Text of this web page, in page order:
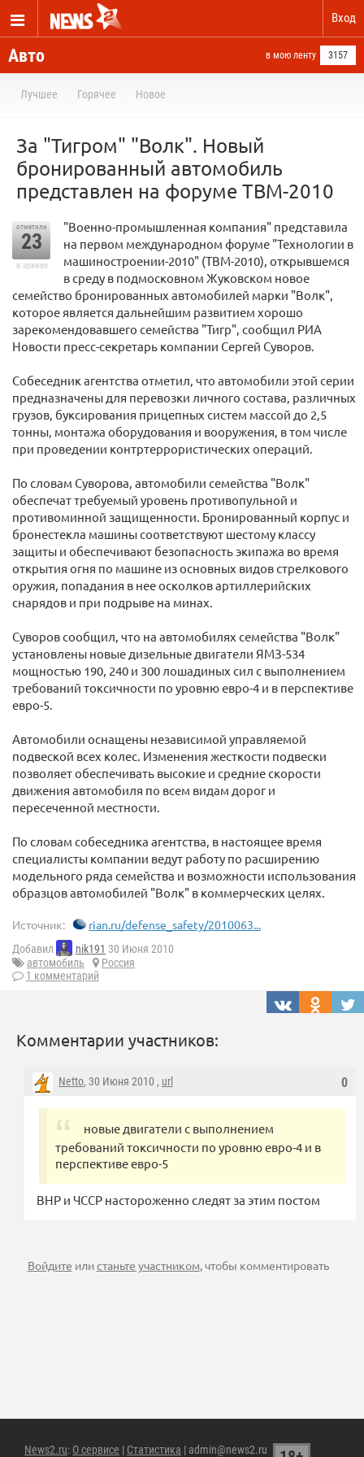
Вход
Авто в мою ленту 3157
Лучшее Горячее Новое
За "Тигром" "Волк". Новый
бронированный автомобиль
представлен на форуме ТВМ-2010
отметили
23
в архиве
"Военно-промышленная компания" представила
на первом международном форуме "Технологии в
машиностроении-2010" (ТВМ-2010), открывшемся
в среду в подмосковном Жуковском новое
семейство бронированных автомобилей марки "Волк",
которое является дальнейшим развитием хорошо
зарекомендовавшего семейства "Тигр", сообщил РИА
Новости пресс-секретарь компании Сергей Суворов.
Собеседник агентства отметил, что автомобили этой серии
предназначены для перевозки личного состава, различных
грузов, буксирования прицепных систем массой до 2,5
тонны, монтажа оборудования и вооружения, в том числе
при проведении контртеррористических операций.
По словам Суворова, автомобили семейства "Волк"
обеспечат требуемый уровень противопульной и
противоминной защищенности. Бронированный корпус и
бронестекла машины соответствуют шестому классу
защиты и обеспечивают безопасность экипажа во время
открытия огня по машине из основных видов стрелкового
оружия, попадания в нее осколков артиллерийских
снарядов и при подрыве на минах.
Суворов сообщил, что на автомобилях семейства "Волк"
установлены новые дизельные двигатели ЯМЗ-534
мощностью 190, 240 и 300 лошадиных сил с выполнением
требований токсичности по уровню евро-4 и в перспективе
евро-5.
Автомобили оснащены независимой управляемой
подвеской всех колес. Изменения жесткости подвески
позволяет обеспечивать высокие и средние скорости
движения автомобиля по всем видам дорог и
пересеченной местности.
По словам собеседника агентства, в настоящее время
специалисты компании ведут работу по расширению
модельного ряда семейства и возможности использования
образцов автомобилей "Волк" в коммерческих целях.
Источник: rian.ru/defense_safety/2010063...
Добавил nik191 30 Июня 2010
автомобиль
Россия
1 комментарий
Комментарии участников:
0
Netto, 30 Июня 2010 , url
новые двигатели с выполнением
требований токсичности по уровню евро-4 и в
перспективе евро-5
ВНР и ЧССР настороженно следят за этим постом
Войдите илистаньте участником, чтобы комментировать
News2.ru: О сервисе | Статистика | admin@news2.ru